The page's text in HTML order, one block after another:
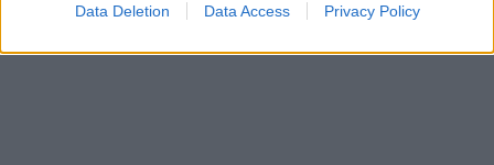
Data Deletion Data Access Privacy Policy